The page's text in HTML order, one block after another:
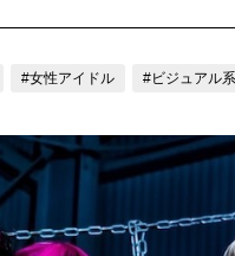
#女性アイドル #ビジュアル系